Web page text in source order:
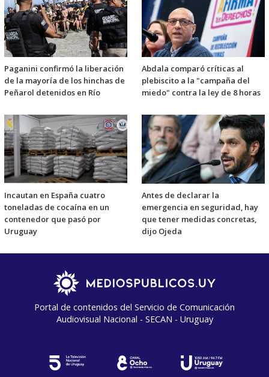
Paganini confirmó la liberación
de la mayoría de los hinchas de
Peñarol detenidos en Río
Abdala comparó críticas al
plebiscito a la "campaña del
miedo" contra la ley de 8 horas
Incautan en España cuatro
toneladas de cocaína en un
contenedor que pasó por
Uruguay
Antes de declarar la
emergencia en seguridad, hay
que tener medidas concretas,
dijo Ojeda
Portal de contenidos del Servicio de Comunicación
Audiovisual Nacional - SECAN - Uruguay